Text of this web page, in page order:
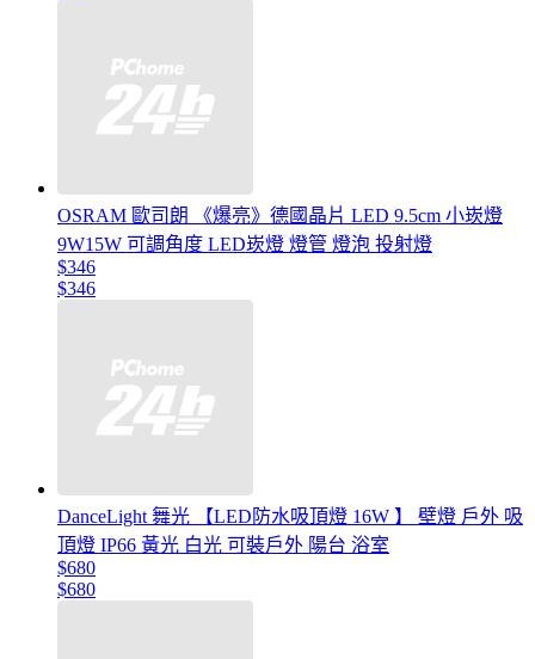
OSRAM 歐司朗 《爆亮》德國晶片 LED 9.5cm 小崁燈
9W15W 可調角度 LED崁燈 燈管 燈泡 投射燈
$346
$346
DanceLight 舞光 【LED防水吸頂燈 16W 】 壁燈 戶外 吸
頂燈 IP66 黃光 白光 可裝戶外 陽台 浴室
$680
$680